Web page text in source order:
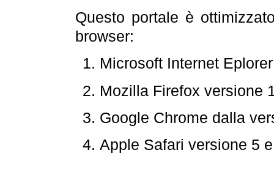
Questo portale è
browser:
Microsoft Internet
Mozilla Firefox versione
Google Chrome dalla
Apple Safari versione 5